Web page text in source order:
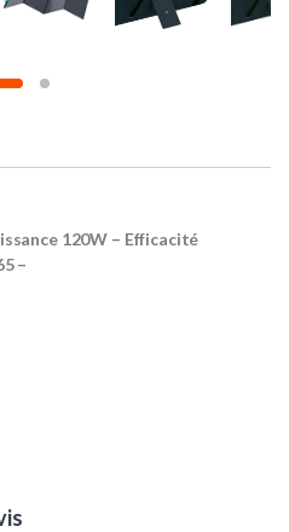
120W – Efficacité
–